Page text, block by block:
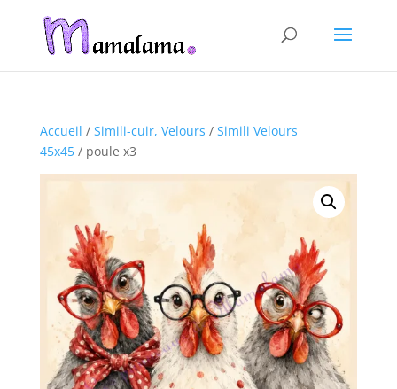
Accueil / Simili-cuir, Velours / Simili Velours
45x45/ poule x3